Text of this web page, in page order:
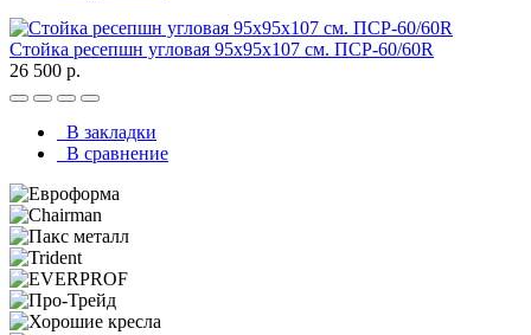
Стойка ресепшн угловая 95х95х107 см. ПСР-60/60R
26 500 р.
В закладки
В сравнение